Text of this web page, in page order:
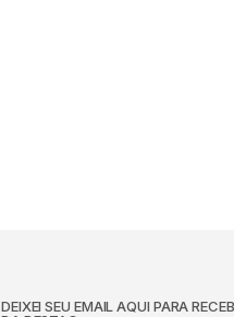
DEIXEI SEU EMAIL AQUI PARA